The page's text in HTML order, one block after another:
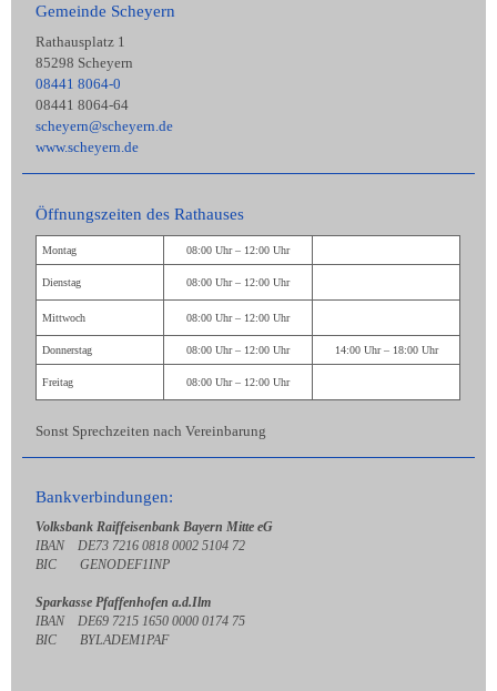
Gemeinde Scheyern
Rathausplatz 1
85298 Scheyern
08441 8064-0
08441 8064-64
scheyern@scheyern.de
www.scheyern.de
Öffnungszeiten des Rathauses
Montag 08:00 Uhr – 12:00 Uhr
Dienstag 08:00 Uhr – 12:00 Uhr
Mittwoch 08:00 Uhr – 12:00 Uhr
Donnerstag 08:00 Uhr – 12:00 Uhr 14:00 Uhr – 18:00 Uhr
Freitag 08:00 Uhr – 12:00 Uhr
Sonst Sprechzeiten nach Vereinbarung
Bankverbindungen:
Volksbank Raiffeisenbank Bayern Mitte eG
IBAN DE73 7216 0818 0002 5104 72
BIC GENODEF1INP
Sparkasse Pfaffenhofen a.d.Ilm
IBAN DE69 7215 1650 0000 0174 75
BIC BYLADEM1PAF